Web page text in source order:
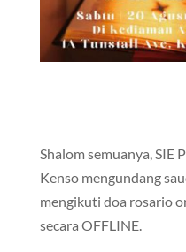
Shalom semuanya, SIE
Kenso mengundang
mengikuti doa rosario
secara OFFLINE.